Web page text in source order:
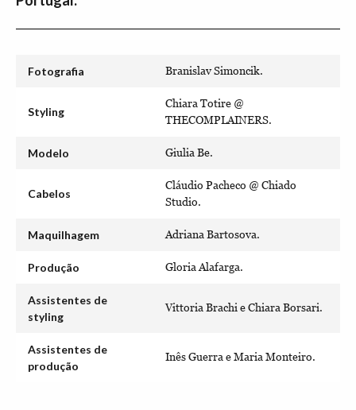
Fotografia Branislav Simoncik.
Styling
Chiara Totire @
THECOMPLAINERS.
Modelo Giulia Be.
Cabelos
Cláudio Pacheco @ Chiado
Studio.
Maquilhagem Adriana Bartosova.
Produção Gloria Alafarga.
Assistentes de
styling
Vittoria Brachi e Chiara Borsari.
Assistentes de
produção
Inês Guerra e Maria Monteiro.